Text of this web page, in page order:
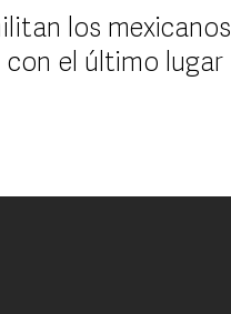
los
con el último lugar